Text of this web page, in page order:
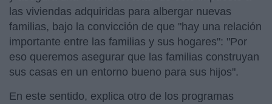
las viviendas adquiridas para albergar nuevas
familias, bajo la convicción de que "hay una relación
importante entre las familias y sus hogares": "Por
eso queremos asegurar que las familias construyan
sus casas en un entorno bueno para sus hijos".
En este sentido, explica otro de los programas